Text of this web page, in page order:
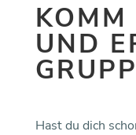
KOMM
UND
Hast du dich